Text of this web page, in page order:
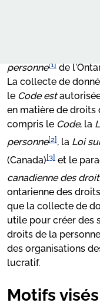
Plaidoyer
Nos
Centre des
personne[1] de
La collecte de
le Code est
en matière de droits
compris le Code, la
personne[2], la Loi
(Canada)[3] et le
canadienne des
ontarienne des
que la collecte de
utile pour créer des
droits de la
des organisations
lucratif.
Motifs
Annexe A - Mount
Annexe B - KPMG
Annexe C -
Annexe D -
Annexe E -
Annexe F -